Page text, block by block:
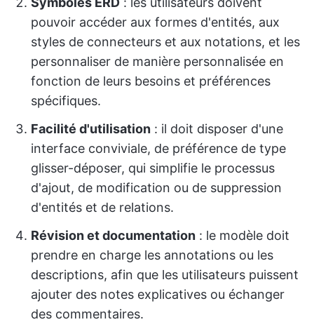
pouvoir accéder aux formes d'entités, aux
styles de connecteurs et aux notations, et les
personnaliser de manière personnalisée en
fonction de leurs besoins et préférences
spécifiques.
Facilité d'utilisation : il doit disposer d'une
interface conviviale, de préférence de type
glisser-déposer, qui simplifie le processus
d'ajout, de modification ou de suppression
d'entités et de relations.
Révision et documentation : le modèle doit
prendre en charge les annotations ou les
descriptions, afin que les utilisateurs puissent
ajouter des notes explicatives ou échanger
des commentaires.